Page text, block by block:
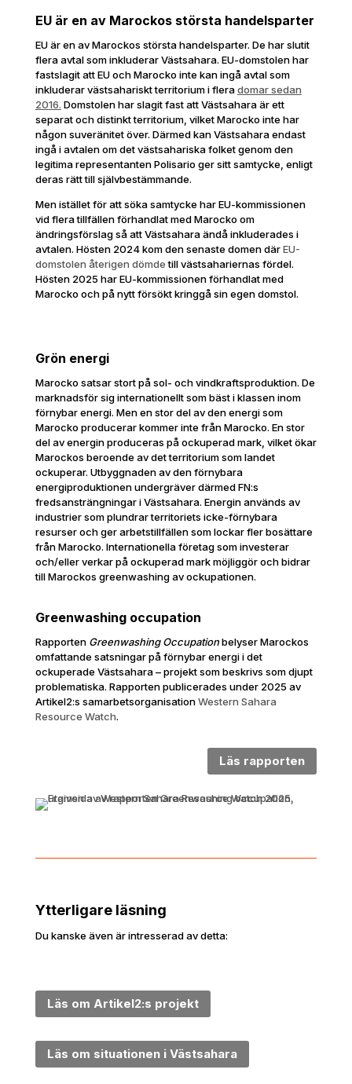
EU är en av Marockos största handelsparter
EU är en av Marockos största handelsparter. De har slutit
flera avtal som inkluderar Västsahara. EU-domstolen har
fastslagit att EU och Marocko inte kan ingå avtal som
inkluderar västsahariskt territorium i fleradomar sedan
2016. Domstolen har slagit fast att Västsahara är ett
separat och distinkt territorium, vilket Marocko inte har
någon suveränitet över. Därmed kan Västsahara endast
ingå i avtalen om det västsahariska folket genom den
legitima representanten Polisario ger sitt samtycke, enligt
deras rätt till självbestämmande.
Men istället för att söka samtycke har EU-kommissionen
vid flera tillfällen förhandlat med Marocko om
ändringsförslag så att Västsahara ändå inkluderades i
avtalen. Hösten 2024 kom den senaste domen därEU-
domstolen återigen dömdetill västsahariernas fördel.
Hösten 2025 har EU-kommissionen förhandlat med
Marocko och på nytt försökt kringgå sin egen domstol.
Grön energi
Marocko satsar stort på sol- och vindkraftsproduktion. De
marknadsför sig internationellt som bäst i klassen inom
förnybar energi. Men en stor del av den energi som
Marocko producerar kommer inte från Marocko. En stor
del av energin produceras på ockuperad mark, vilket ökar
Marockos beroende av det territorium som landet
ockuperar. Utbyggnaden av den förnybara
energiproduktionen undergräver därmed FN:s
fredsansträngningar i Västsahara. Energin används av
industrier som plundrar territoriets icke-förnybara
resurser och ger arbetstillfällen som lockar fler bosättare
från Marocko. Internationella företag som investerar
och/eller verkar på ockuperad mark möjliggör och bidrar
till Marockos greenwashing av ockupationen.
Greenwashing occupation
Rapporten Greenwashing Occupationbelyser Marockos
omfattande satsningar på förnybar energi i det
ockuperade Västsahara – projekt som beskrivs som djupt
problematiska. Rapporten publicerades under 2025 av
Artikel2:s samarbetsorganisationWestern Sahara
Resource Watch.
Läs rapporten
Ytterligare läsning
Du kanske även är intresserad av detta:
Läs om Artikel2:s projekt
Läs om situationen i Västsahara